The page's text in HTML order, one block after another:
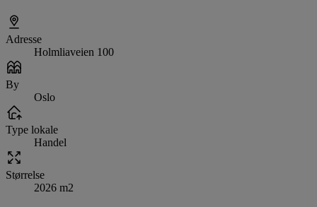
Adresse
Holmliaveien 100
By
Oslo
Type lokale
Handel
Størrelse
2026 m2